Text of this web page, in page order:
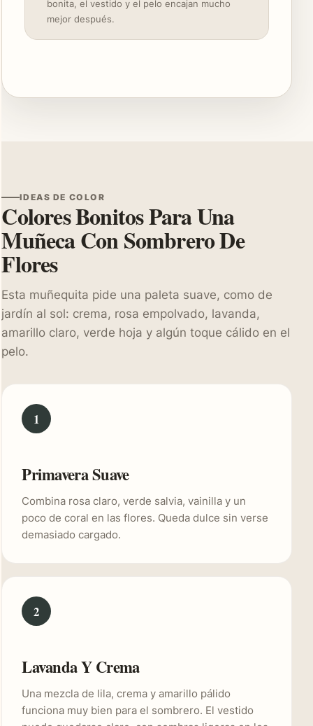
bonita, el vestido y el pelo encajan mucho
mejor después.
IDEAS DE COLOR
Colores Bonitos Para Una
Muñeca Con Sombrero De
Flores
Esta muñequita pide una paleta suave, como de
jardín al sol: crema, rosa empolvado, lavanda,
amarillo claro, verde hoja y algún toque cálido en el
pelo.
1
Primavera Suave
Combina rosa claro, verde salvia, vainilla y un
poco de coral en las flores. Queda dulce sin verse
demasiado cargado.
2
Lavanda Y Crema
Una mezcla de lila, crema y amarillo pálido
funciona muy bien para el sombrero. El vestido